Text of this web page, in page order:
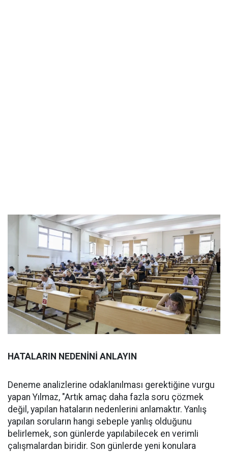
HATALARIN NEDENİNİ ANLAYIN
Deneme analizlerine odaklanılması gerektiğine vurgu
yapan Yılmaz, "Artık amaç daha fazla soru çözmek
değil, yapılan hataların nedenlerini anlamaktır. Yanlış
yapılan soruların hangi sebeple yanlış olduğunu
belirlemek, son günlerde yapılabilecek en verimli
çalışmalardan biridir. Son günlerde yeni konulara